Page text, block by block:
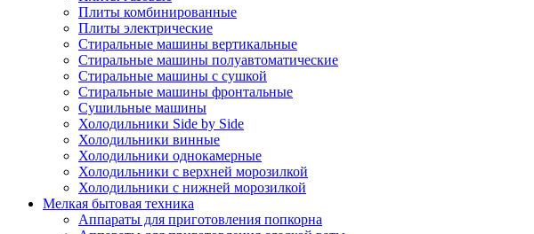
Плиты комбинированные
Плиты электрические
Стиральные машины вертикальные
Стиральные машины полуавтоматические
Стиральные машины с сушкой
Стиральные машины фронтальные
Сушильные машины
Холодильники Side by Side
Холодильники винные
Холодильники однокамерные
Холодильники с верхней морозилкой
Холодильники с нижней морозилкой
Мелкая бытовая техника
Аппараты для приготовления попкорна